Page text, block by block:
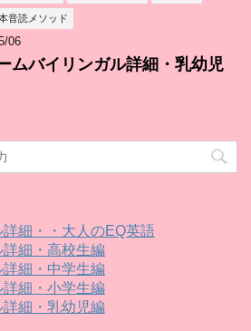
音読メソッド
06
ムバイリンガル詳細・乳幼児
詳細・・大人のEQ英語
詳細・高校生編
詳細・中学生編
詳細・小学生編
詳細・乳幼児編